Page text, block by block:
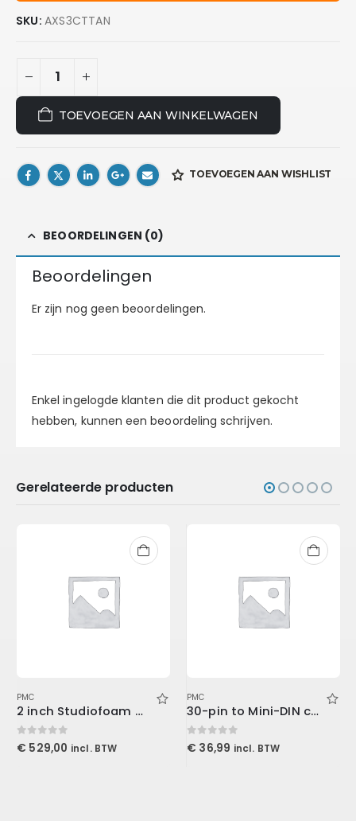
SKU: AXS3CTTAN
TOEVOEGEN AAN WINKELWAGEN
TOEVOEGEN AAN WISHLIST
BEOORDELINGEN (0)
Beoordelingen
Er zijn nog geen beoordelingen.
Enkel ingelogde klanten die dit product gekocht
hebben, kunnen een beoordeling schrijven.
Gerelateerde producten
PMC
2 inch Studiofoam Wedge, 12-Pack 12-61x122cm panel, Burgundy
0out of 5
€ 529,00 incl. BTW
PMC
30-pin to Mini-DIN cable
0out of 5
€ 36,99 incl. BTW